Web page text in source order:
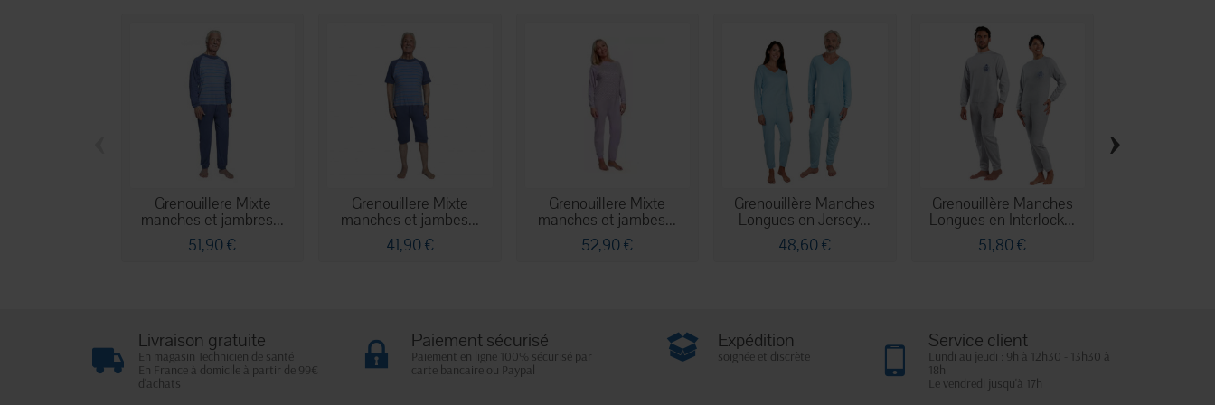
Grenouillere Mixte
manches et jambres...
51,90 €
Grenouillere Mixte
manches et jambes...
41,90 €
Grenouillere Mixte
manches et jambes...
52,90 €
Grenouillère Manches
Longues en Jersey...
48,60 €
Grenouillère Manches
Longues en Interlock...
51,80 €
›
Livraison gratuite
En magasin Technicien de santé
En France à domicile à partir de 99€
d'achats
Paiement sécurisé
Paiement en ligne 100% sécurisé par
carte bancaire ou Paypal
Expédition
soignée et discrète
Service client
Lundi au jeudi : 9h à 12h30 - 13h30 à
18h
Le vendredi jusqu'à 17h